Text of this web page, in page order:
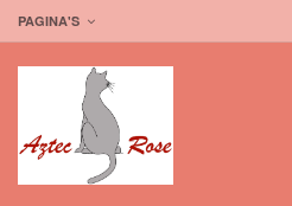
PAGINA'S